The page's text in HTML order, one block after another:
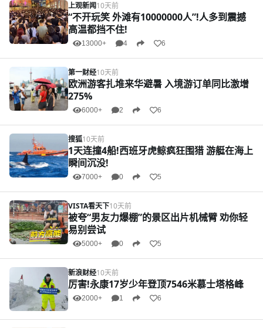
上观新闻10天前
“不开玩笑 外滩有10000000人”!人多到震撼
高温都挡不住!
13000+ 4 6
第一财经10天前
欧洲游客扎堆来华避暑 入境游订单同比激增
275%
6000+ 2 6
搜狐10天前
1天连撞4船!西班牙虎鲸疯狂围猎 游艇在海上
瞬间沉没!
7000+ 0 5
VISTA看天下10天前
被夸“男友力爆棚”的景区出片机械臂 劝你轻
易别尝试
5000+ 0 5
新浪财经10天前
厉害!永康17岁少年登顶7546米慕士塔格峰
2000+ 1 6